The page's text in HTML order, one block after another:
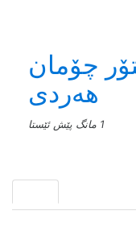
چۆمان
هەردی
1 مانگ پێش ئێستا